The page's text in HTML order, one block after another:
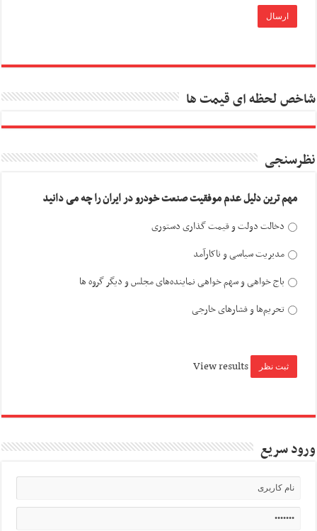
شاخص لحظه ای قیمت ها
نظرسنجی
مهم ترین دلیل عدم موفقیت صنعت خودرو در ایران را چه می دانید
دخالت دولت و قیمت گذاری دستوری
مدیریت سیاسی و ناکارآمد
باج خواهی و سهم خواهی نماینده‌های مجلس و دیگر گروه ها
تحریم‌ها و فشارهای خارجی
View results
ورود سریع